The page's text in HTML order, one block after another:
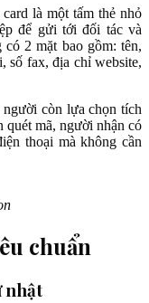
là một tấm thẻ nhỏ
để gửi tới đối tác và
2 mặt bao gồm: tên,
số fax, địa chỉ website,
còn lựa chọn tích
quét mã, người nhận có
thoại mà không cần
chuẩn
nhật